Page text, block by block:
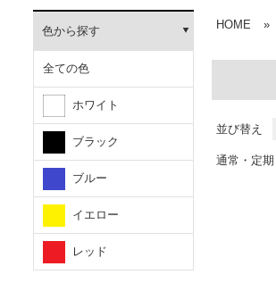
色から探す
全ての色
ホワイト
ブラック
ブルー
イエロー
レッド
HOME »
並び替え
通常・定期